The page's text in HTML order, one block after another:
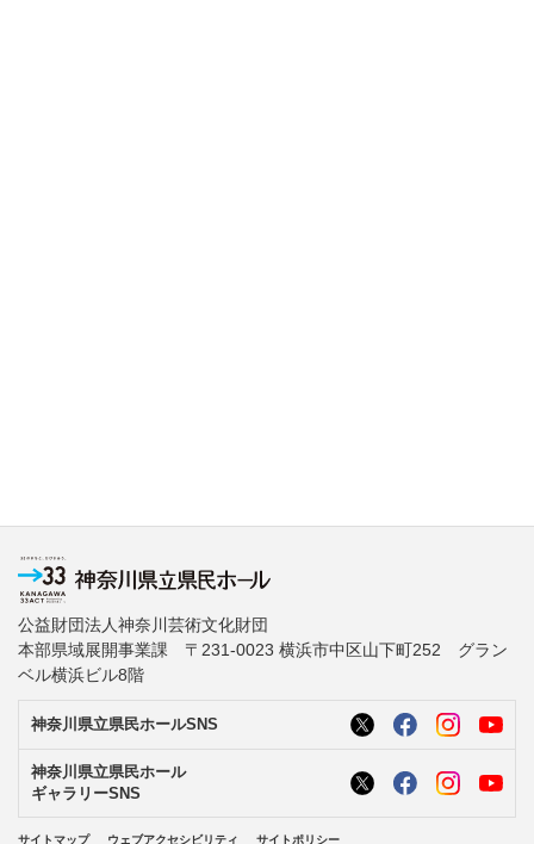
公益財団法人神奈川芸術文化財団
本部県域展開事業課 〒231-0023 横浜市中区山下町252 グラン
ベル横浜ビル8階
神奈川県立県民ホールSNS
神奈川県立県民ホール
ギャラリーSNS
サイトマップ ウェブアクセシビリティ サイトポリシー